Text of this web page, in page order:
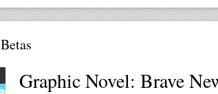
Betas
Graphic Novel: Brave